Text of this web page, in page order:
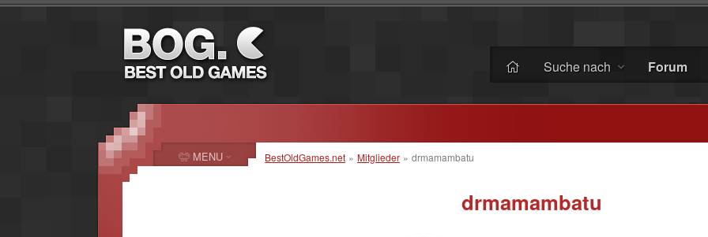
Suche nach Forum
BestOldGames.net » Mitglieder » drmamambatu
drmamambatu
MENU